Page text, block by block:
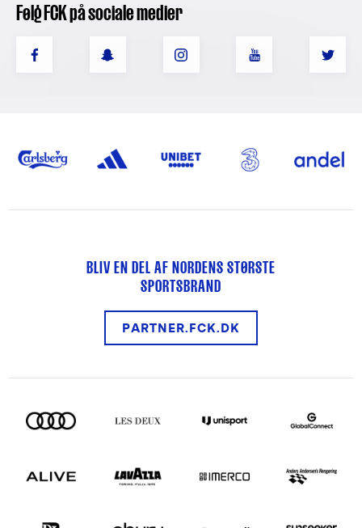
Følg FCK på sociale medier
BLIV EN DEL AF NORDENS STØRSTE
SPORTSBRAND
PARTNER.FCK.DK